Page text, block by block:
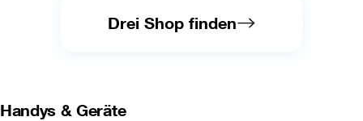
Drei Shop finden
Handys & Geräte